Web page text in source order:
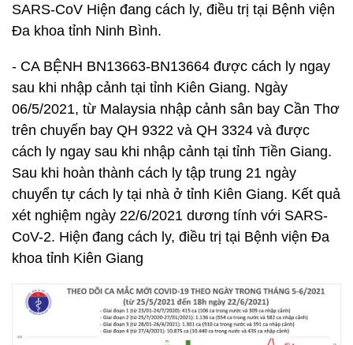
SARS-CoV Hiện đang cách ly, điều trị tại Bệnh viện
Đa khoa tỉnh Ninh Bình.
- CA BỆNH BN13663-BN13664 được cách ly ngay
sau khi nhập cảnh tại tỉnh Kiên Giang. Ngày
06/5/2021, từ Malaysia nhập cảnh sân bay Cần Thơ
trên chuyến bay QH 9322 và QH 3324 và được
cách ly ngay sau khi nhập cảnh tại tỉnh Tiền Giang.
Sau khi hoàn thành cách ly tập trung 21 ngày
chuyển tự cách ly tại nhà ở tỉnh Kiên Giang. Kết quả
xét nghiệm ngày 22/6/2021 dương tính với SARS-
CoV-2. Hiện đang cách ly, điều trị tại Bệnh viện Đa
khoa tỉnh Kiên Giang